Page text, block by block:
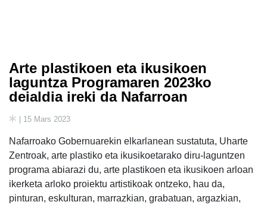
Arte plastikoen eta ikusikoen
laguntza Programaren 2023ko
deialdia ireki da Nafarroan
| 15 Mars 2023
Nafarroako Gobernuarekin elkarlanean sustatuta, Uharte
Zentroak, arte plastiko eta ikusikoetarako diru-laguntzen
programa abiarazi du, arte plastikoen eta ikusikoen arloan
ikerketa arloko proiektu artistikoak ontzeko, hau da,
pinturan, eskulturan, marrazkian, grabatuan, argazkian,